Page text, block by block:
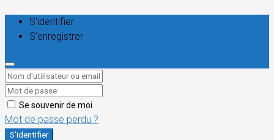
S'identifier
S'enregistrer
Se souvenir de moi
Mot de passe perdu ?
S'identifier